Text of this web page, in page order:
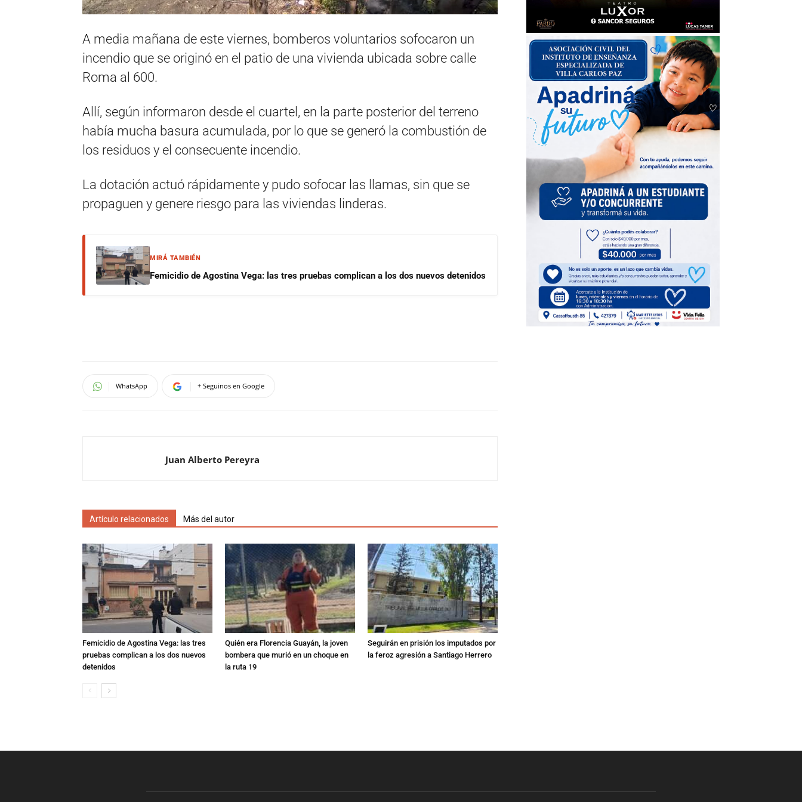
A media mañana de este viernes, bomberos voluntarios sofocaron un
incendio que se originó en el patio de una vivienda ubicada sobre calle
Roma al 600.
Allí, según informaron desde el cuartel, en la parte posterior del terreno
había mucha basura acumulada, por lo que se generó la combustión de
los residuos y el consecuente incendio.
La dotación actuó rápidamente y pudo sofocar las llamas, sin que se
propaguen y genere riesgo para las viviendas linderas.
MIRÁ TAMBIÉN
Femicidio de Agostina Vega: las tres pruebas complican a los dos nuevos detenidos
WhatsApp + Seguinos en Google
Juan Alberto Pereyra
Artículo relacionados Más del autor
Femicidio de Agostina Vega: las tres
pruebas complican a los dos nuevos
detenidos
Quién era Florencia Guayán, la joven
bombera que murió en un choque en
la ruta 19
Seguirán en prisión los imputados por
la feroz agresión a Santiago Herrero